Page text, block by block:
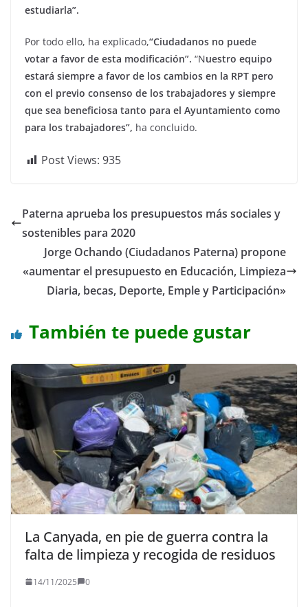
estudiarla”.
Por todo ello, ha explicado,“Ciudadanos no puede
votar a favor de esta modificación”. “Nuestro equipo
estará siempre a favor de los cambios en la RPT pero
con el previo consenso de los trabajadores y siempre
que sea beneficiosa tanto para el Ayuntamiento como
para los trabajadores”, ha concluido.
Post Views: 935
Paterna aprueba los presupuestos más sociales y
sostenibles para 2020
Jorge Ochando (Ciudadanos Paterna) propone
«aumentar el presupuesto en Educación, Limpieza
Diaria, becas, Deporte, Emple y Participación»
También te puede gustar
La Canyada, en pie de guerra contra la
falta de limpieza y recogida de residuos
14/11/2025 0